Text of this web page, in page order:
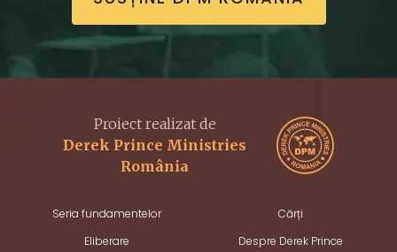
Proiect realizat de
Derek Prince Ministries
România
Seria fundamentelor
Eliberare
Cărți
Despre Derek Prince